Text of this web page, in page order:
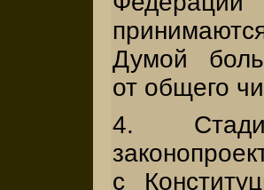
Думой
от общего
4.
с